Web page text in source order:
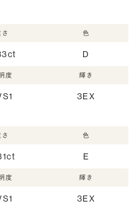
色
D
度 輝き
3EX
色
E
度 輝き
3EX